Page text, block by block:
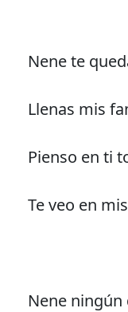
Nene te
Llenas mis
Pienso en ti
Te veo en mis
Nene ningún